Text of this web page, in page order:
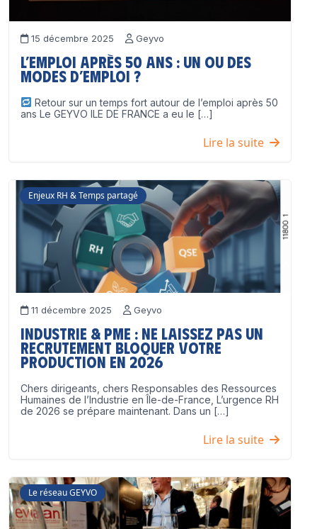
15 décembre 2025 Geyvo
L’emploi après 50 ans : un ou des
modes d’emploi ?
Retour sur un temps fort autour de l’emploi après 50
ans Le GEYVO ILE DE FRANCE a eu le […]
Lire la suite
Enjeux RH & Temps partagé
11 décembre 2025 Geyvo
Industrie & PME : ne laissez pas un
recrutement bloquer votre
production en 2026
Chers dirigeants, chers Responsables des Ressources
Humaines de l’Industrie en Île-de-France, L’urgence RH
de 2026 se prépare maintenant. Dans un […]
Lire la suite
Le réseau GEYVO